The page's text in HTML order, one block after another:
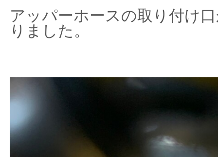
アッパーホースの取り付け
りました。